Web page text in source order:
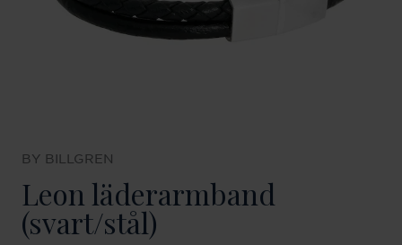
BY BILLGREN
Leon läderarmband
(svart/stål)